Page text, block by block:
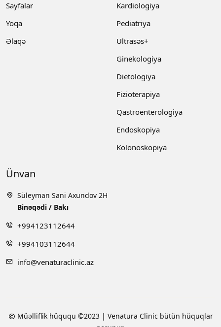
Sayfalar
Yoqa
Əlaqə
Kardiologiya
Pediatriya
Ultrasəs+
Ginekologiya
Dietologiya
Fizioterapiya
Qastroenterologiya
Endoskopiya
Kolonoskopiya
Ünvan
Süleyman Sani Axundov 2H
Binəqədi / Bakı
+994123112644
+994103112644
info@venaturaclinic.az
Müəlliflik hüququ ©2023 | Venatura Clinic bütün hüquqlar